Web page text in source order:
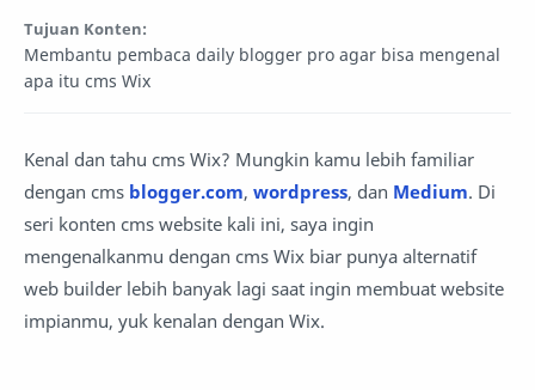
Tujuan Konten:
Membantu pembaca daily blogger pro agar bisa mengenal
apa itu cms Wix
Kenal dan tahu cms Wix? Mungkin kamu lebih familiar
dengan cms blogger.com, wordpress, dan Medium. Di
seri konten cms website kali ini, saya ingin
mengenalkanmu dengan cms Wix biar punya alternatif
web builder lebih banyak lagi saat ingin membuat website
impianmu, yuk kenalan dengan Wix.